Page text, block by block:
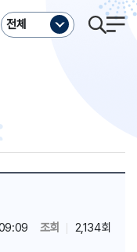
전체
조회
2,134회